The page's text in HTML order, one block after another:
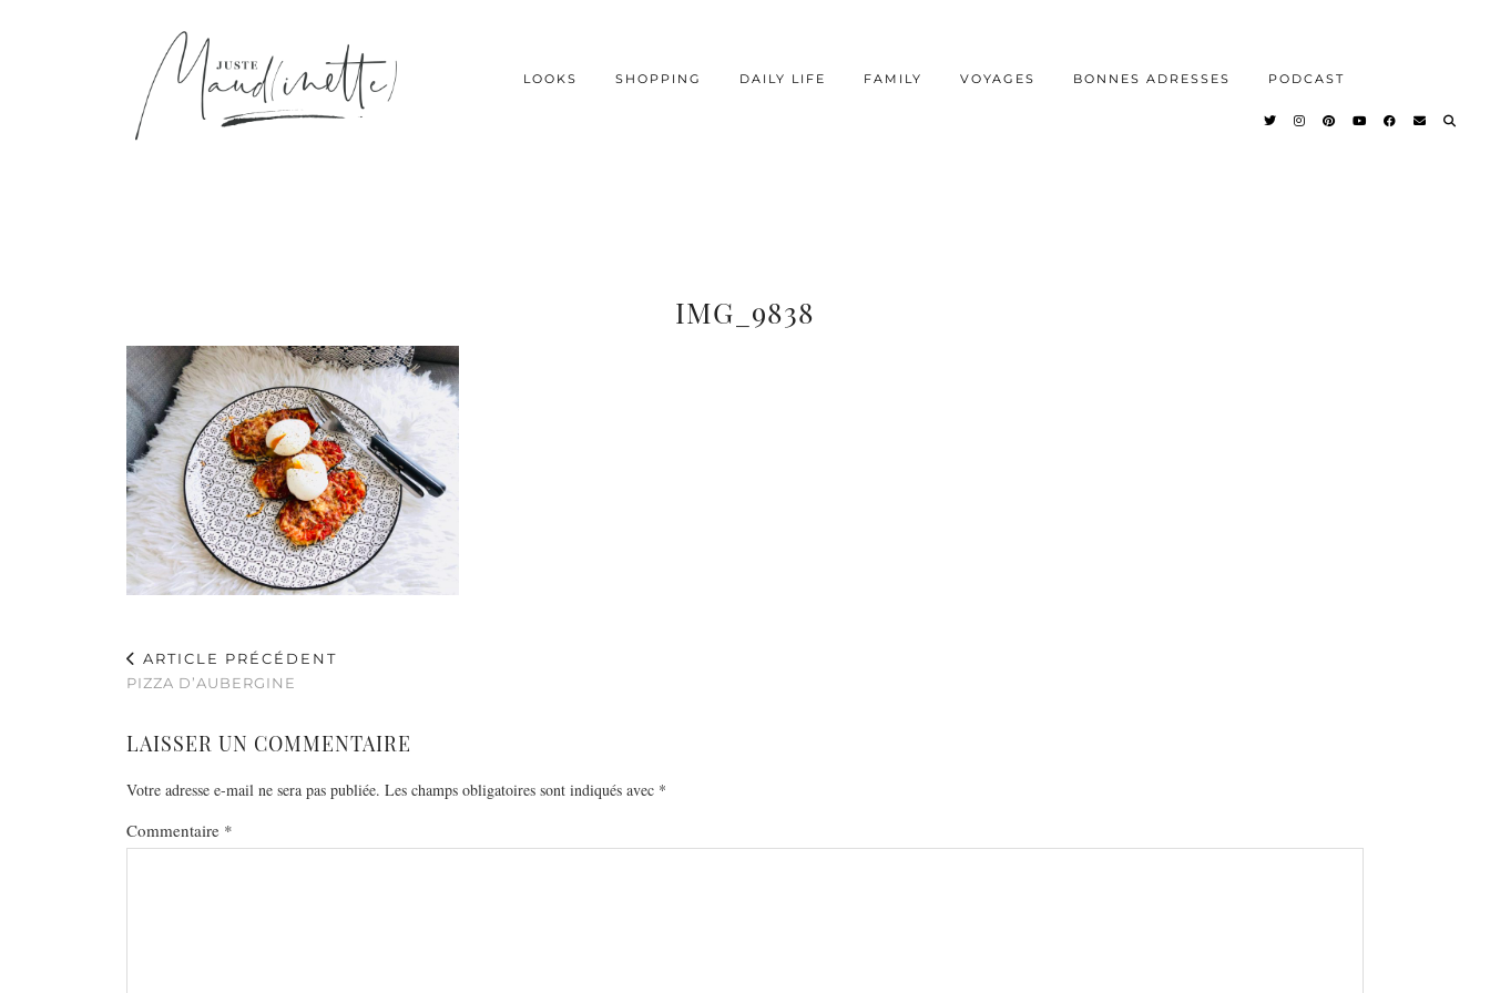
LOOKS SHOPPING DAILY LIFE FAMILY VOYAGES BONNES ADRESSES PODCAST
IMG_9838
ARTICLE PRÉCÉDENT
PIZZA D’AUBERGINE
LAISSER UN COMMENTAIRE
Votre adresse e-mail ne sera pas publiée. Les champs obligatoires sont indiqués avec *
Commentaire *